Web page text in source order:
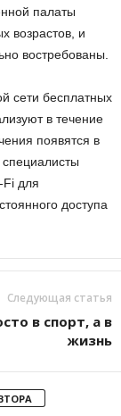
палаты
возрастов, и
востребованы.
сети бесплатных
в течение
появятся в
Fi для
доступа
Следующая статья
в спорт, а в
жизнь